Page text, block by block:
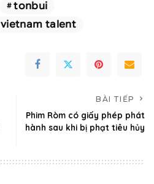
tonbui
vietnam talent
BÀI TIẾP
Phim Ròm có giấy phép phát
hành sau khi bị phạt tiêu hủy